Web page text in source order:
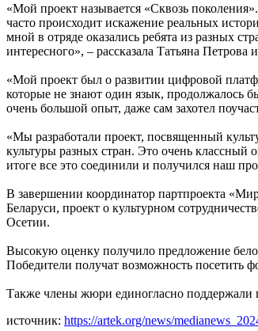
«Мой проект называется «Сквозь
часто происходит искажение реальных
мной в отряде оказались ребята из разных
интересного», – рассказала Татьяна Петрова
«Мой проект был о развитии цифровой
которые не знают один язык, продолжалось
очень большой опыт, даже сам захотел
«Мы разработали проект, посвященный
культуры разных стран. Это очень
итоге все это соединили и получился наш
В завершении координатор партпроекта
Беларуси, проект о культурном
Осетии.
Высокую оценку получило предложение
Победители получат возможность посетить
Также члены жюри единогласно поддержали
источник: https://artek.org/news/